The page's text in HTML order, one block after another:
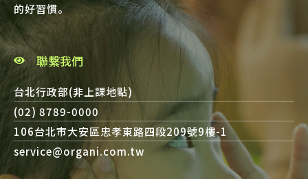
的好習慣。
聯繫我們
台北行政部(非上課地點)
(02) 8789-0000
106台北市大安區忠孝東路四段209號9樓-1
service@organi.com.tw